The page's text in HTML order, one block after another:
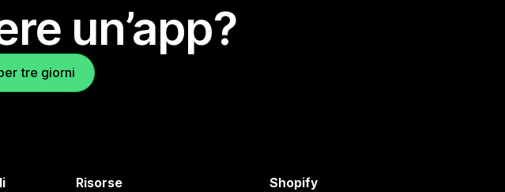
un’app?
tre giorni
Risorse Shopify